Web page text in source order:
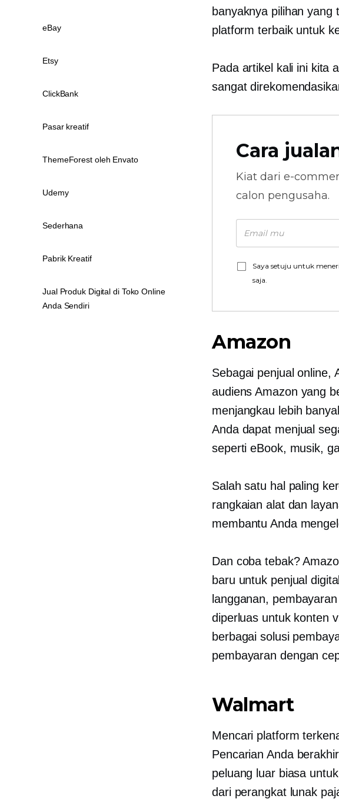
banyaknya pilihan
platform terbaik untuk
Pada artikel kali ini kita
sangat
Cara
Kiat dari e-
calon pengusaha.
Saya setuju untuk
saja.
Amazon
Sebagai penjual online,
audiens Amazon yang
menjangkau lebih
Anda dapat menjual
seperti eBook, musik,
Salah satu hal paling
rangkaian alat dan
membantu Anda
Dan coba tebak?
baru untuk penjual
langganan,
diperluas untuk konten
berbagai solusi
pembayaran dengan
Walmart
Mencari platform
Pencarian Anda
peluang luar biasa
dari perangkat lunak
eBay
Etsy
ClickBank
Pasar kreatif
ThemeForest oleh Envato
Udemy
Sederhana
Pabrik Kreatif
Jual Produk Digital di Toko Online
Anda Sendiri